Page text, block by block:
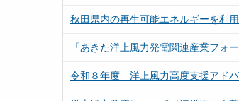
秋田県内の再生可能エネルギーを利
「あきた洋上風力発電関連産業フォ
令和８年度 洋上風力高度支援アド